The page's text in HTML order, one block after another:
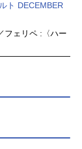
ト DECEMBER
フェリペ :〈ハー